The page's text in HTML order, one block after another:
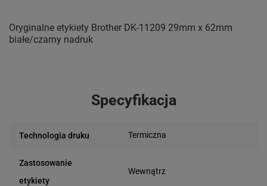
Oryginalne etykiety Brother DK-11209 29mm x 62mm
białe/czarny nadruk
Specyfikacja
Technologia druku Termiczna
Zastosowanie
etykiety
Wewnątrz